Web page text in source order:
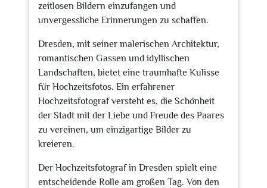
zeitlosen Bildern einzufangen und
unvergessliche Erinnerungen zu schaffen.
Dresden, mit seiner malerischen Architektur,
romantischen Gassen und idyllischen
Landschaften, bietet eine traumhafte Kulisse
für Hochzeitsfotos. Ein erfahrener
Hochzeitsfotograf versteht es, die Schönheit
der Stadt mit der Liebe und Freude des Paares
zu vereinen, um einzigartige Bilder zu
kreieren.
Der Hochzeitsfotograf in Dresden spielt eine
entscheidende Rolle am großen Tag. Von den